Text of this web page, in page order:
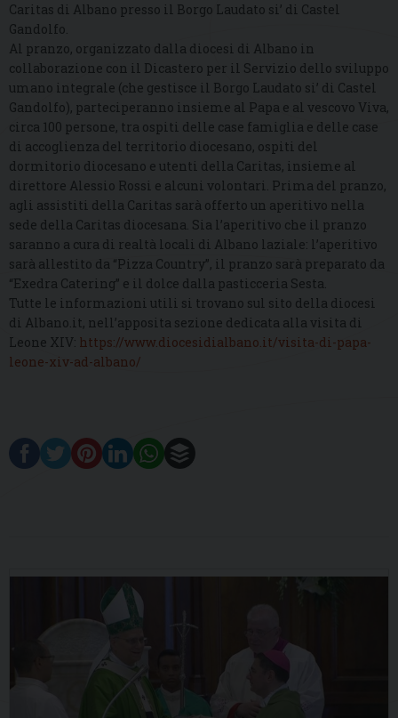
Caritas di Albano presso il Borgo Laudato si’ di Castel
Gandolfo.
Al pranzo, organizzato dalla diocesi di Albano in
collaborazione con il Dicastero per il Servizio dello sviluppo
umano integrale (che gestisce il Borgo Laudato si’ di Castel
Gandolfo), parteciperanno insieme al Papa e al vescovo Viva,
circa 100 persone, tra ospiti delle case famiglia e delle case
di accoglienza del territorio diocesano, ospiti del
dormitorio diocesano e utenti della Caritas, insieme al
direttore Alessio Rossi e alcuni volontari. Prima del pranzo,
agli assistiti della Caritas sarà offerto un aperitivo nella
sede della Caritas diocesana. Sia l’aperitivo che il pranzo
saranno a cura di realtà locali di Albano laziale: l’aperitivo
sarà allestito da “Pizza Country”, il pranzo sarà preparato da
“Exedra Catering” e il dolce dalla pasticceria Sesta.
Tutte le informazioni utili si trovano sul sito della diocesi
di Albano.it, nell’apposita sezione dedicata alla visita di
Leone XIV: https://www.diocesidialbano.it/visita-di-papa-
leone-xiv-ad-albano/